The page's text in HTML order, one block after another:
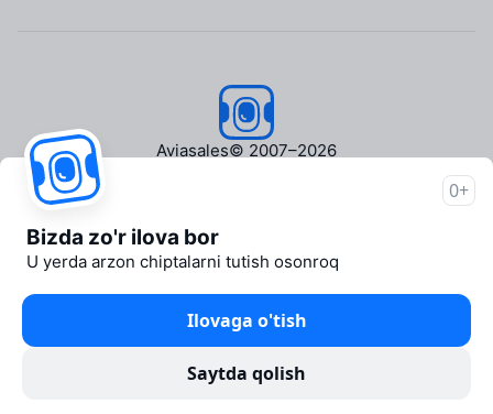
Aviasales© 2007–2026
Matbuot markazi
Travelpayouts
Hamkorlik dasturi
Media Yo'lovchi
aviasales.uz Sayohat mediasi
0+
Bizda zo'r ilova bor
U yerda arzon chiptalarni tutish osonroq
Ilovaga o'tish
Saytda qolish